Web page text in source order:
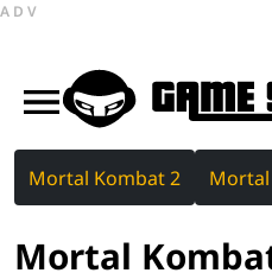
ADV
Mortal Kombat 2
Mortal